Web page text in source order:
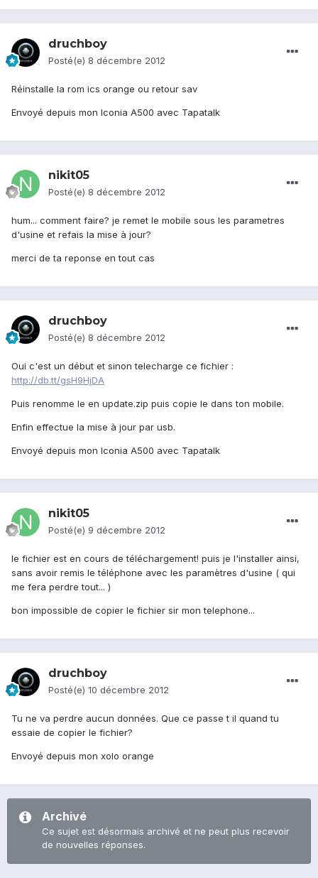
druchboy
Posté(e) 8 décembre 2012
Réinstalle la rom ics orange ou retour sav
Envoyé depuis mon Iconia A500 avec Tapatalk
nikit05
Posté(e) 8 décembre 2012
hum... comment faire? je remet le mobile sous les parametres
d'usine et refais la mise à jour?
merci de ta reponse en tout cas
druchboy
Posté(e) 8 décembre 2012
Oui c'est un début et sinon telecharge ce fichier :
http://db.tt/gsH9HjDA
Puis renomme le en update.zip puis copie le dans ton mobile.
Enfin effectue la mise à jour par usb.
Envoyé depuis mon Iconia A500 avec Tapatalk
nikit05
Posté(e) 9 décembre 2012
le fichier est en cours de téléchargement! puis je l'installer ainsi,
sans avoir remis le téléphone avec les paramètres d'usine ( qui
me fera perdre tout... )
bon impossible de copier le fichier sir mon telephone...
druchboy
Posté(e) 10 décembre 2012
Tu ne va perdre aucun données. Que ce passe t il quand tu
essaie de copier le fichier?
Envoyé depuis mon xolo orange
Archivé
Ce sujet est désormais archivé et ne peut plus recevoir
de nouvelles réponses.